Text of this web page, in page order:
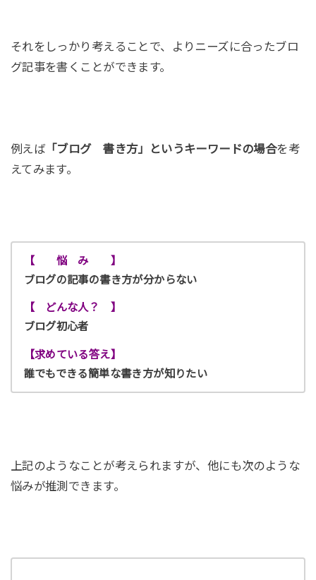
それをしっかり考えることで、よりニーズに合ったブロ
グ記事を書くことができます。
例えば 「ブログ 書き方」というキーワードの場合を考
えてみます。
【 悩 み 】
ブログの記事の書き方が分からない
【 どんな人？ 】
ブログ初心者
【求めている答え】
誰でもできる簡単な書き方が知りたい
上記のようなことが考えられますが、他にも次のような
悩みが推測できます。